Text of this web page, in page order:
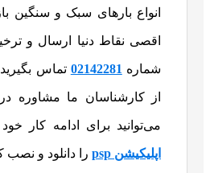
انواع بارهای سبک و سنگین
اقصی نقاط دنیا ارسال و
شماره 02142281 تماس
از کارشناسان ما مشاوره
می‌توانید برای ادامه کار
اپلیکیشن psp را دانلود و نصب